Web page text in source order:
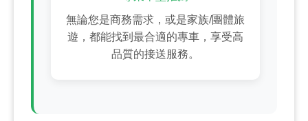
無論您是商務需求，或是家族/團體旅
遊，都能找到最合適的專車，享受高
品質的接送服務。